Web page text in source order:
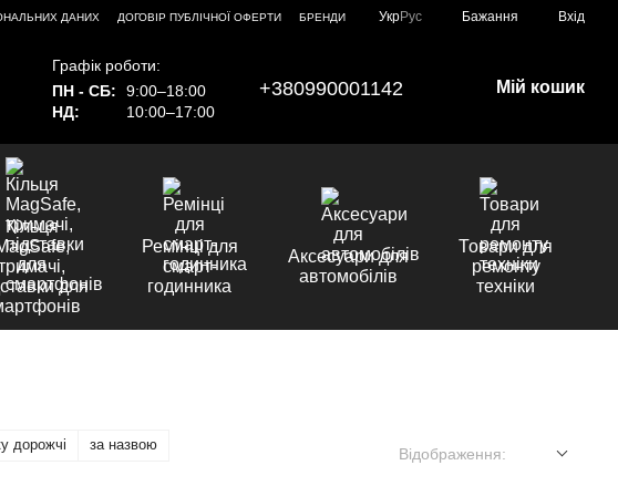
ДАНИХ ДОГОВІР ПУБЛІЧНОЇ ОФЕРТИ
БРЕНДИ
УкрРус Бажання Вхід
Графік роботи:
ПН - СБ:
9:00–18:00
НД:
10:00–17:00
+380990001142 Мій кошик
Кільця
для
Ремінці для
смарт-
годинника
Аксесуари для
автомобілів
Товари для
ремонту
техніки
дорожчі за назвою
Відображення: